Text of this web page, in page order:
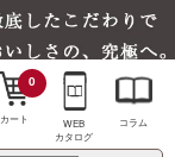
カート
0
WEB
カタログ
コラム